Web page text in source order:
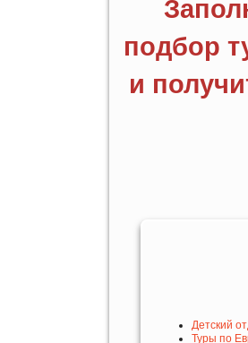
Детский
Туры по